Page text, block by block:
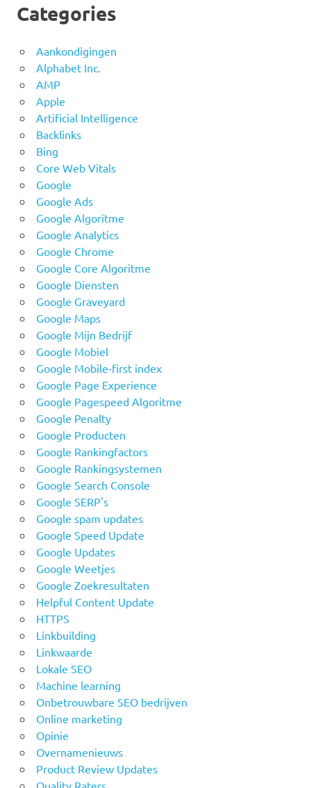
Categories
Aankondigingen
Alphabet Inc.
AMP
Apple
Artificial Intelligence
Backlinks
Bing
Core Web Vitals
Google
Google Ads
Google Algoritme
Google Analytics
Google Chrome
Google Core Algoritme
Google Diensten
Google Graveyard
Google Maps
Google Mijn Bedrijf
Google Mobiel
Google Mobile-first index
Google Page Experience
Google Pagespeed Algoritme
Google Penalty
Google Producten
Google Rankingfactors
Google Rankingsystemen
Google Search Console
Google SERP's
Google spam updates
Google Speed Update
Google Updates
Google Weetjes
Google Zoekresultaten
Helpful Content Update
HTTPS
Linkbuilding
Linkwaarde
Lokale SEO
Machine learning
Onbetrouwbare SEO bedrijven
Online marketing
Opinie
Overnamenieuws
Product Review Updates